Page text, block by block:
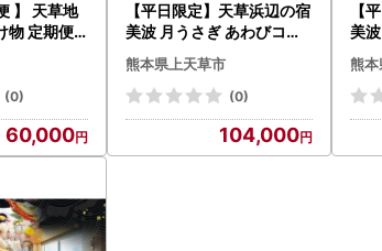
】 天草地
物 定期便
んぽん 麺
羽 串 天草
飯 フルー
車海老 車
詰め合わ
(0)
60,000
【平日限定】天草浜辺の宿
美波 月うさぎ あわびコー
ス ペア宿泊券（1泊2食付
き） 宿泊 宿泊券 ペア 2人
チケット 観光 旅行 お食事
食事券 宿 旅館 熊本県 上天
熊本県上天草市
(0)
104,000
【
美
ー
付
人
事
熊本